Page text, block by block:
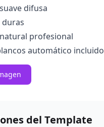
difusa
duras
profesional
automático incluido
del Template